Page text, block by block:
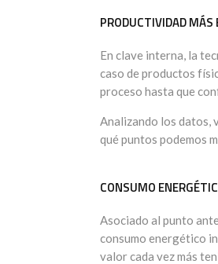
PRODUCTIVIDAD MÁS
En clave interna, la
caso de productos
proceso hasta que
Analizando los datos,
qué puntos podemos
CONSUMO
Asociado al punto
consumo energético
valor cada vez más